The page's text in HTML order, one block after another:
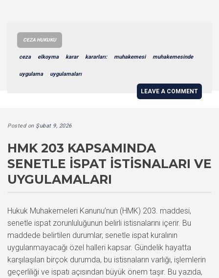
CEZA HUKUKU
ceza elkoyma karar kararları: muhakemesi muhakemesinde
uygulama uygulamaları
LEAVE A COMMENT
Posted on Şubat 9, 2026
HMK 203 KAPSAMINDA
SENETLE İSPAT İSTISNALARI VE
UYGULAMALARI
Hukuk Muhakemeleri Kanunu’nun (HMK) 203. maddesi,
senetle ispat zorunluluğunun belirli istisnalarını içerir. Bu
maddede belirtilen durumlar, senetle ispat kuralının
uygulanmayacağı özel halleri kapsar. Gündelik hayatta
karşılaşılan birçok durumda, bu istisnaların varlığı, işlemlerin
geçerliliği ve ispatı açısından büyük önem taşır. Bu yazıda,